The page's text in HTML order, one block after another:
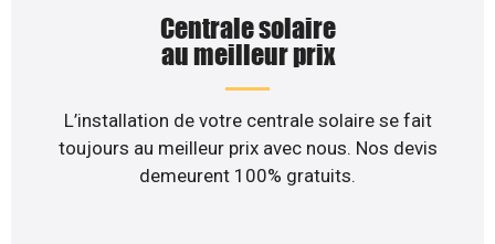
Centrale solaire
au meilleur prix
L’installation de votre centrale solaire se fait
toujours au meilleur prix avec nous. Nos devis
demeurent 100% gratuits.